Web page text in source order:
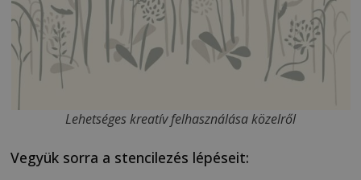
Lehetséges kreatív felhasználása közelről
Vegyük sorra a stencilezés lépéseit: